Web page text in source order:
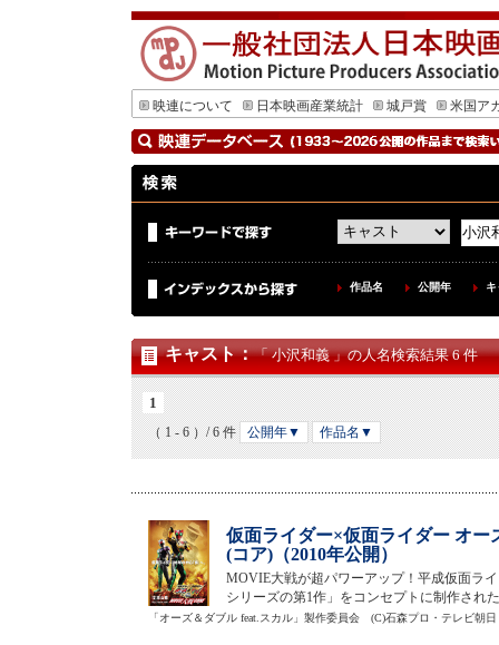
映連について 日本映画産業統計 城戸賞 米国ア
作品名 公開年
キャスト：「 小沢和義 」の人名検索結果 6 件
1
（ 1 - 6 ）/ 6 件 公開年▼ 作品名▼
仮面ライダー×仮面ライダー オ
(コア)（2010年公開）
MOVIE大戦が超パワーアップ！平成仮面ラ
シリーズの第1作」をコンセプトに制作され
「オーズ＆ダブル feat.スカル」製作委員会 (C)石森プロ・テレビ朝